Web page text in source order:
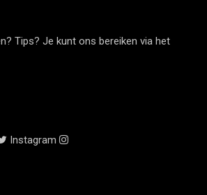
Tips? Je kunt ons bereiken via het
Instagram